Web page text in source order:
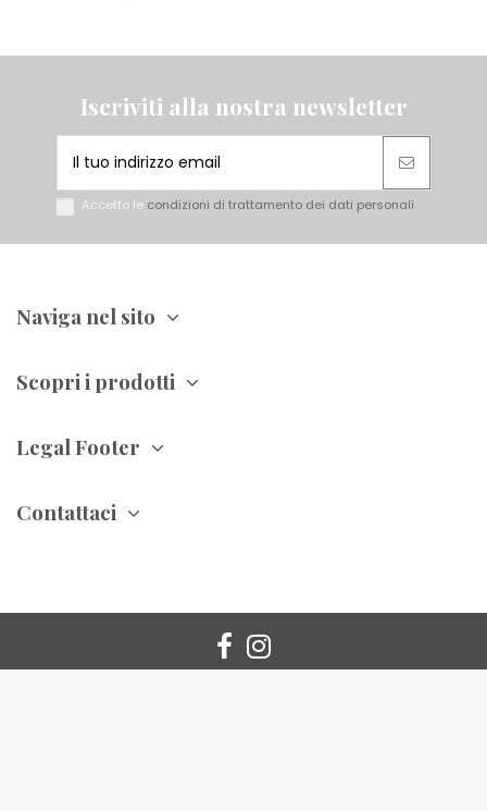
Iscriviti alla nostra newsletter
Accetto le condizioni di trattamento dei dati personali
Naviga nel sito
Scopri i prodotti
Legal Footer
Contattaci